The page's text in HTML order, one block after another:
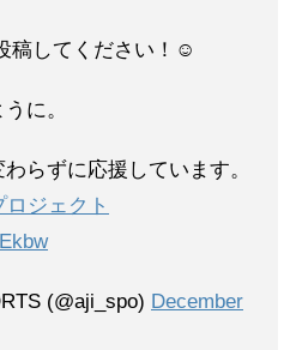
稿してください！☺
に。
らずに応援しています。
ジェクト
(@aji_spo) December